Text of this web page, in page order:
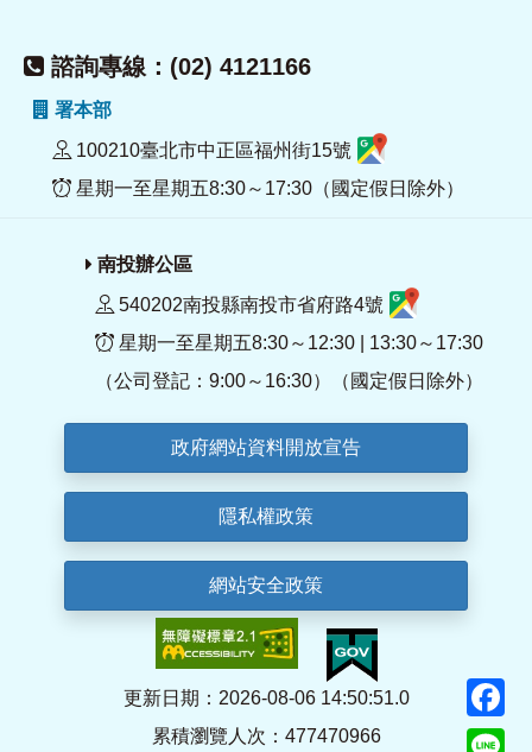
諮詢專線：(02) 4121166
署本部
100210臺北市中正區福州街15號
星期一至星期五8:30～17:30（國定假日除外）
南投辦公區
540202南投縣南投市省府路4號
星期一至星期五8:30～12:30 | 13:30～17:30
（公司登記：9:00～16:30）（國定假日除外）
政府網站資料開放宣告
隱私權政策
網站安全政策
更新日期：2026-08-06 14:50:51.0
累積瀏覽人次：477470966